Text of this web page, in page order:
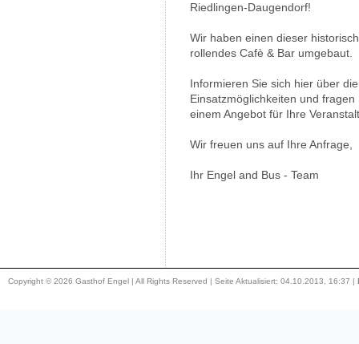
Riedlingen-Daugendorf!
Wir haben einen dieser
rollendes Cafè & Bar umgebaut.
Informieren Sie sich hier über
Einsatzmöglichkeiten und
einem Angebot für Ihre
Wir freuen uns auf Ihre Anfrage,
Ihr Engel and Bus - Team
Copyright © 2026 Gasthof Engel | All Rights Reserved | Seite Aktualisiert: 04.10.2013, 16:37 |